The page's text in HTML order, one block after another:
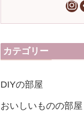
カテゴリー
DIYの部屋
おいしいものの部屋